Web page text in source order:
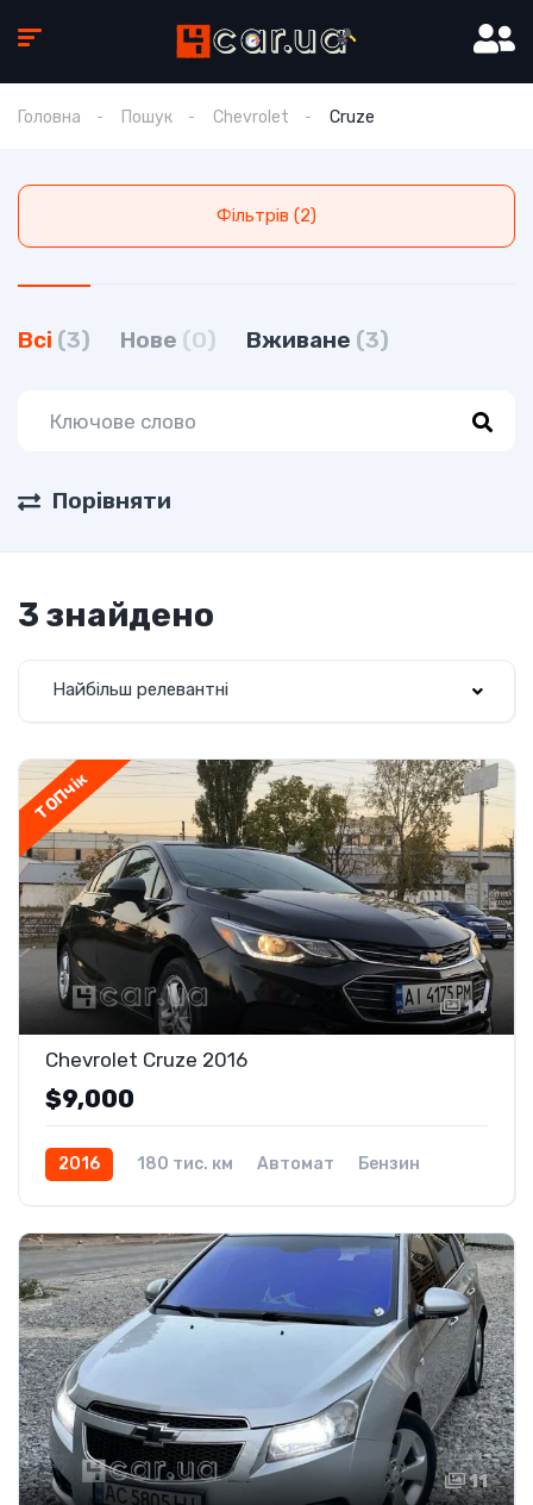
Головна Пошук Chevrolet Cruze
Фільтрів (2)
Всі (3) Нове (0) Вживане (3)
Порівняти
3 знайдено
Найбільш релевантні
ТОПчік
14
Chevrolet Cruze 2016
$9,000
2016 180 тис. км Автомат
Бензин
11